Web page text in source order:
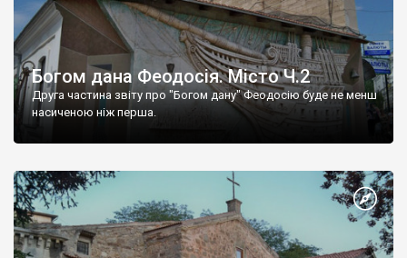
Богом дана Феодосія. Місто Ч.2
Друга частина звіту про "Богом дану" Феодосію буде не менш
насиченою ніж перша.